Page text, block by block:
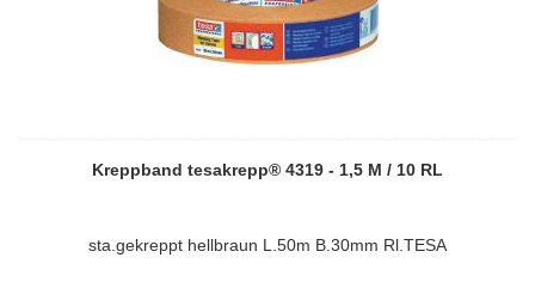
Kreppband tesakrepp® 4319 - 1,5 M / 10 RL
sta.gekreppt hellbraun L.50m B.30mm Rl.TESA